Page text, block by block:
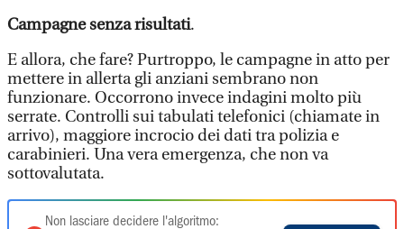
Campagne senza risultati.
E allora, che fare? Purtroppo, le campagne in atto per
mettere in allerta gli anziani sembrano non
funzionare. Occorrono invece indagini molto più
serrate. Controlli sui tabulati telefonici (chiamate in
arrivo), maggiore incrocio dei dati tra polizia e
carabinieri. Una vera emergenza, che non va
sottovalutata.
Non lasciare decidere l'algoritmo: